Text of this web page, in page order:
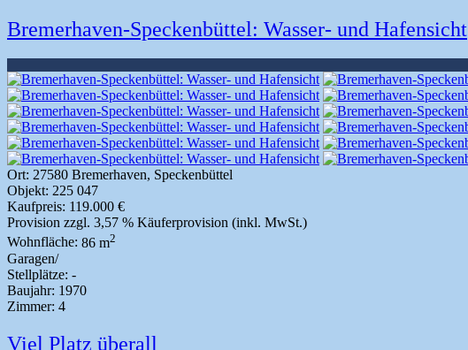
Bremerhaven-Speckenbüttel: Wasser- und Hafensicht
Ort: 27580 Bremerhaven, Speckenbüttel
Objekt: 225 047
Kaufpreis: 119.000 €
Provision zzgl. 3,57 % Käuferprovision (inkl. MwSt.)
Wohnfläche: 86 m2
Garagen/
Stellplätze: -
Baujahr: 1970
Zimmer: 4
Viel Platz überall